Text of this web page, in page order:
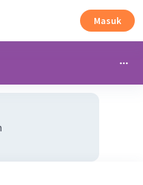
Masuk